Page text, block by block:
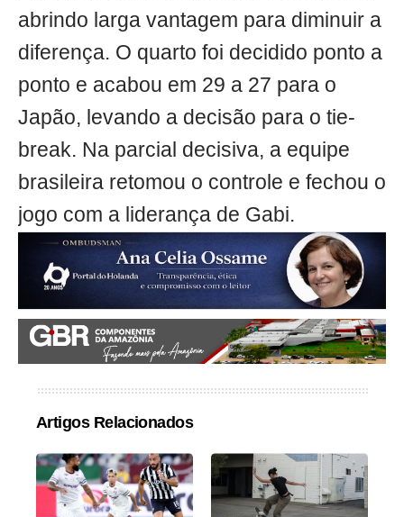
abrindo larga vantagem para diminuir a
diferença. O quarto foi decidido ponto a
ponto e acabou em 29 a 27 para o
Japão, levando a decisão para o tie-
break. Na parcial decisiva, a equipe
brasileira retomou o controle e fechou o
jogo com a liderança de Gabi.
Artigos Relacionados